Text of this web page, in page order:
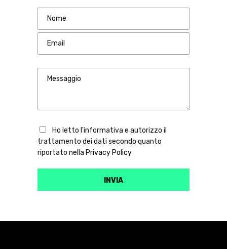
Ho letto l'informativa e autorizzo il
trattamento dei dati secondo quanto
riportato nella Privacy Policy